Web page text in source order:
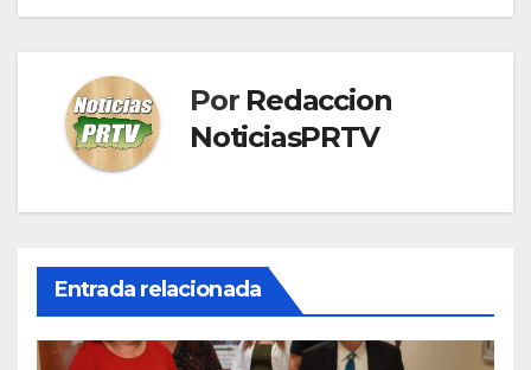
Por Redaccion
NoticiasPRTV
Entrada relacionada